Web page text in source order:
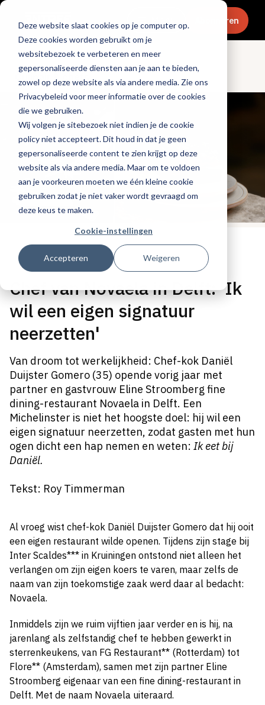
Deze website slaat cookies op je computer op.
Deze cookies worden gebruikt om je
websitebezoek te verbeteren en meer
gepersonaliseerde diensten aan je aan te bieden,
zowel op deze website als via andere media. Zie ons
Privacybeleid voor meer informatie over de cookies
die we gebruiken.
Wij volgen je sitebezoek niet indien je de cookie
policy niet accepteert. Dit houd in dat je geen
gepersonaliseerde content te zien krijgt op deze
website als via andere media. Maar om te voldoen
aan je voorkeuren moeten we één kleine cookie
gebruiken zodat je niet vaker wordt gevraagd om
deze keus te maken.
Cookie-instellingen
Accepteren Weigeren
Menu Abonneren
Culinair & chefs
Tags:michelin,chefinterview
Gepubliceerd op: 17 juni 2025
Chef van Novaela in Delft: 'Ik
wil een eigen signatuur
neerzetten'
Van droom tot werkelijkheid: Chef-kok Daniël
Duijster Gomero (35) opende vorig jaar met
partner en gastvrouw Eline Stroomberg fine
dining-restaurant Novaela in Delft. Een
Michelinster is niet het hoogste doel: hij wil een
eigen signatuur neerzetten, zodat gasten met hun
ogen dicht een hap nemen en weten: Ik eet bij
Daniël.
Tekst: Roy Timmerman
Al vroeg wist chef-kok Daniël Duijster Gomero dat hij ooit
een eigen restaurant wilde openen. Tijdens zijn stage bij
Inter Scaldes*** in Kruiningen ontstond niet alleen het
verlangen om zijn eigen koers te varen, maar zelfs de
naam van zijn toekomstige zaak werd daar al bedacht:
Novaela.
Inmiddels zijn we ruim vijftien jaar verder en is hij, na
jarenlang als zelfstandig chef te hebben gewerkt in
sterrenkeukens, van FG Restaurant** (Rotterdam) tot
Flore** (Amsterdam), samen met zijn partner Eline
Stroomberg eigenaar van een fine dining-restaurant in
Delft. Met de naam Novaela uiteraard.